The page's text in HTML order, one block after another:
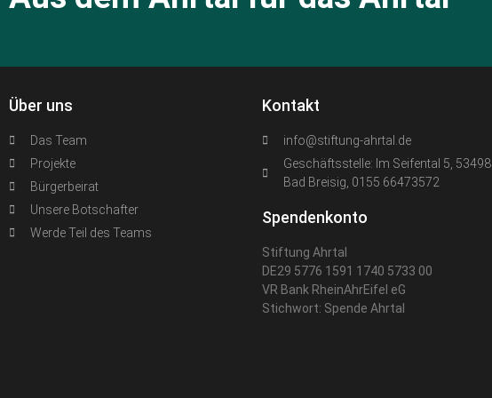
Über uns
Das Team
Projekte
Bürgerbeirat
Unsere Botschafter
Werde Teil des Teams
Kontakt
info@stiftung-ahrtal.de
Geschäftsstelle: Im Seifental 5, 53498
Bad Breisig, 0155 66473572
Spendenkonto
Stiftung Ahrtal
DE29 5776 1591 1740 5733 00
VR Bank RheinAhrEifel eG
Stichwort: Spende Ahrtal